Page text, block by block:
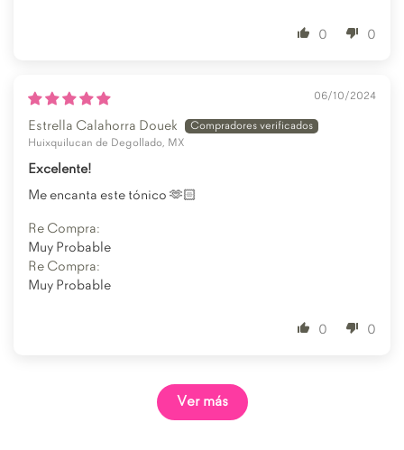
0 0
06/10/2024
Estrella Calahorra Douek
Huixquilucan de Degollado, MX
Excelente!
Me encanta este tónico 🫶🏻
Re Compra:
Muy Probable
Re Compra:
Muy Probable
0 0
Ver más